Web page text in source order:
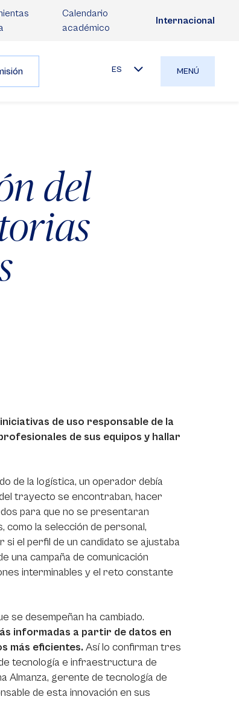
Calendario
académico
Internacional
ES MENÚ
del
de uso responsable de la
de sus equipos y hallar
de la logística, un operador debía
trayecto se encontraban, hacer
para que no se presentaran
como la selección de personal,
el perfil de un candidato se ajustaba
una campaña de comunicación
interminables y el reto constante
se desempeñan ha cambiado.
informadas a partir de datos en
más eficientes. Así lo confirman tres
tecnología e infraestructura de
Almanza, gerente de tecnología de
de esta innovación en sus